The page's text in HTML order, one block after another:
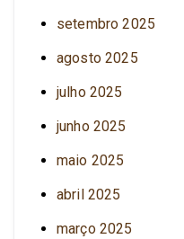
setembro 2025
agosto 2025
julho 2025
junho 2025
maio 2025
abril 2025
março 2025